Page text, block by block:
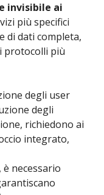
invisibile ai
più specifici
di dati completa,
protocolli più
degli user
degli
richiedono ai
integrato,
necessario